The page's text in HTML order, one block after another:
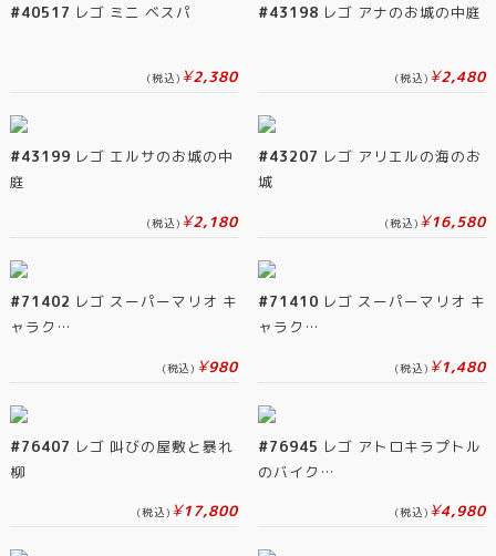
#40517 レゴ ミニ ベスパ
(税込) ¥2,380
#43198 レゴ アナのお城の中庭
(税込) ¥2,480
#43199 レゴ エルサのお城の中
庭
(税込) ¥2,180
#43207 レゴ アリエルの海のお
城
(税込) ¥16,580
#71402 レゴ スーパーマリオ キ
ャラク…
(税込) ¥980
#71410 レゴ スーパーマリオ キ
ャラク…
(税込) ¥1,480
#76407 レゴ 叫びの屋敷と暴れ
柳
(税込) ¥17,800
#76945 レゴ アトロキラプトル
のバイク…
(税込) ¥4,980